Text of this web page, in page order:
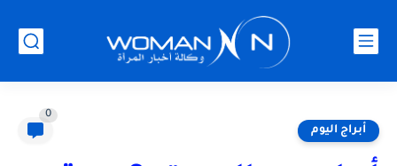
أبراج اليوم
0